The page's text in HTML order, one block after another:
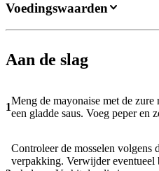
Aan de slag
1
Meng de mayonaise met de
een gladde saus. Voeg peper en
Controleer de mosselen volgens
verpakking. Verwijder eventueel
Voedingswaarden